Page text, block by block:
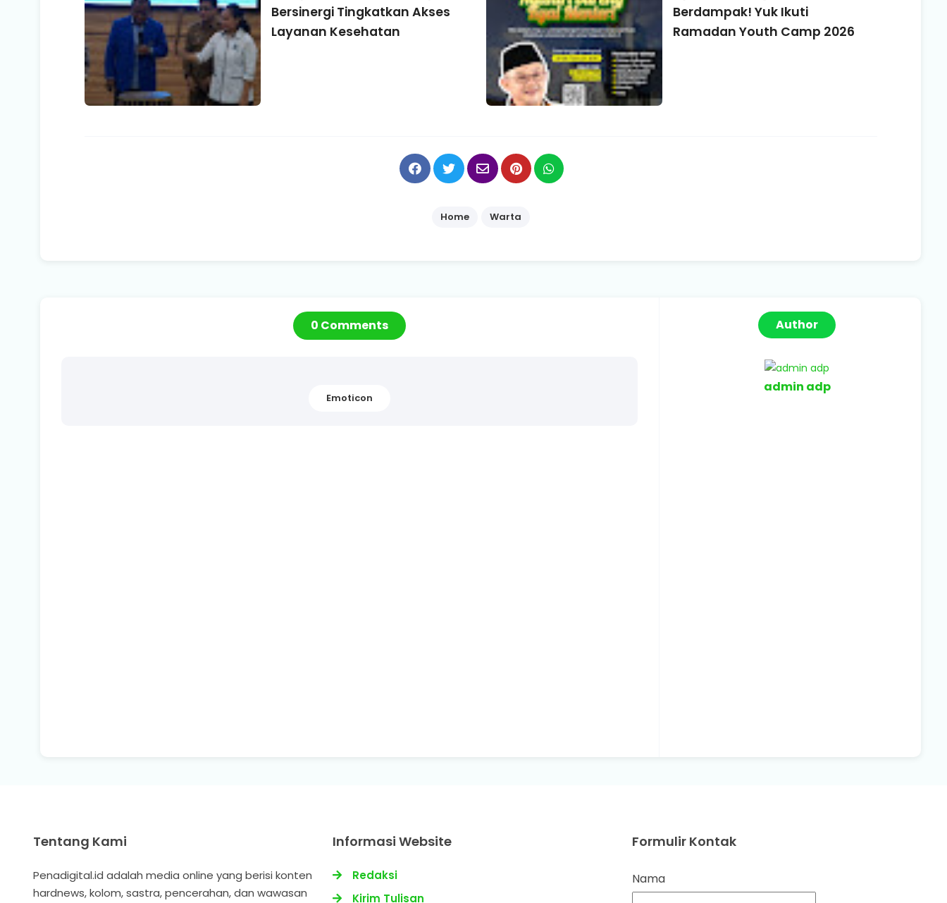
Bersinergi Tingkatkan Akses
Layanan Kesehatan
Berdampak! Yuk Ikuti
Ramadan Youth Camp 2026
Home Warta
0 Comments
Emoticon
Author
admin adp
Tentang Kami
Penadigital.id adalah media online yang berisi konten
hardnews, kolom, sastra, pencerahan, dan wawasan
Informasi Website
Redaksi
Kirim Tulisan
Formulir Kontak
Nama